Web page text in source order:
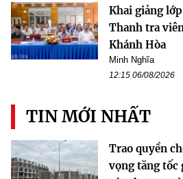
Khai giảng
Thanh tra
Khánh Hòa
Minh Nghĩa
12:15 06/08/2026
TIN MỚI NHẤT
Trao quyền
vọng tăng tốc